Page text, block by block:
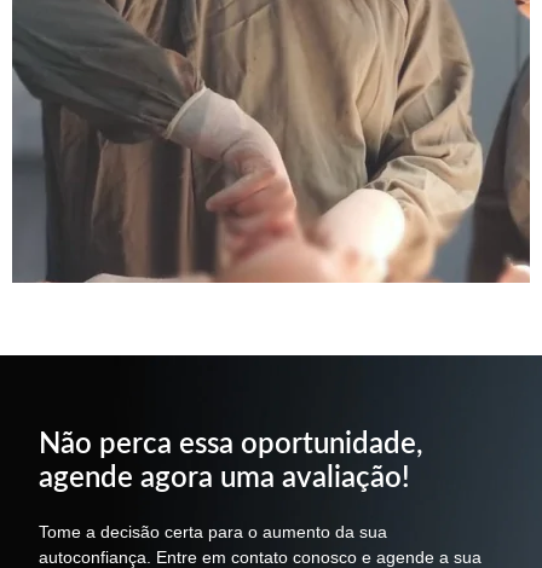
Não perca essa oportunidade,
agende agora uma avaliação!
Tome a decisão certa para o aumento da sua
autoconfiança. Entre em contato conosco e agende a sua